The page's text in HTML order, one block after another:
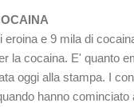
e 9 mila di
la cocaina. E' quanto
oggi alla stampa. I
hanno